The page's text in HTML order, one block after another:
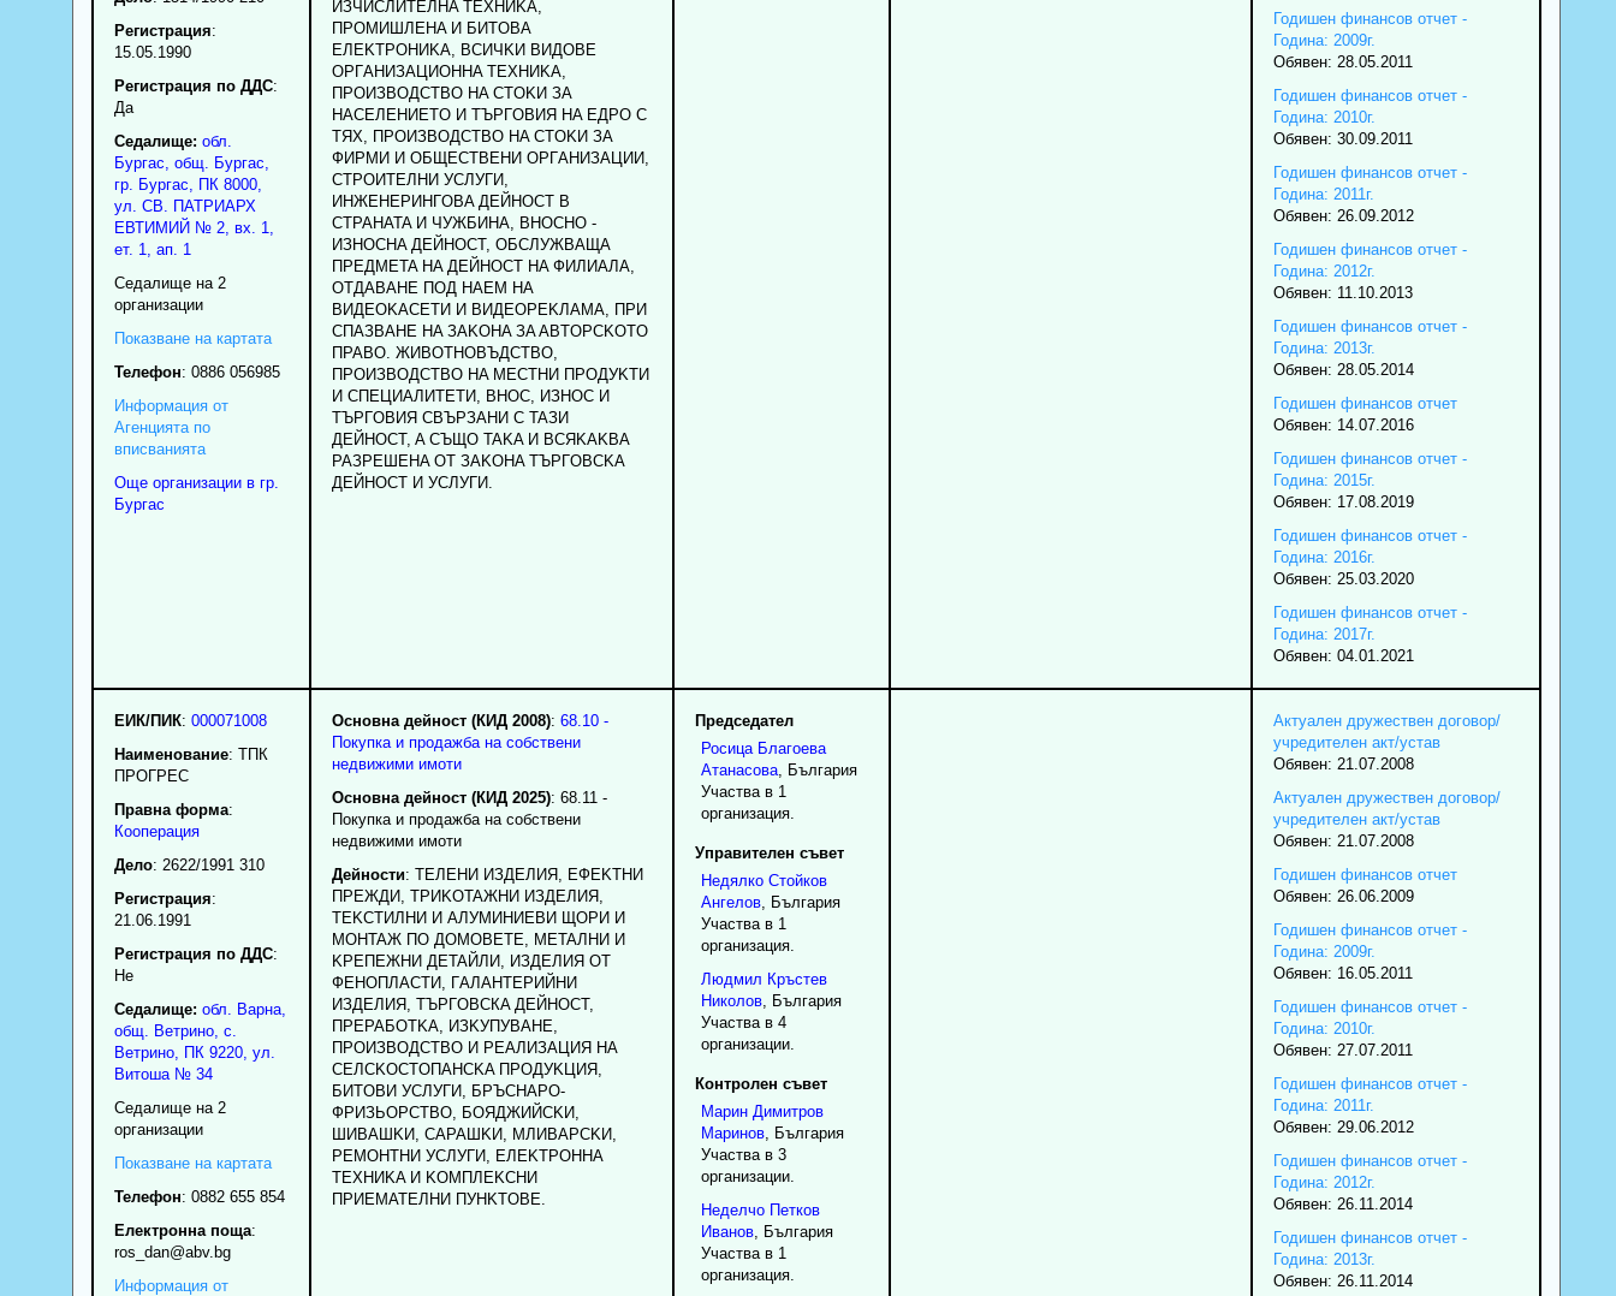
Регистрация:
15.05.1990
Регистрация по ДДС:
Да
Седалище: обл.
Бургас общ. Бургас
гр. Бургас , ПК 8000,
ул. СВ. ПАТРИАРХ
ЕВТИМИЙ № 2, вх. 1,
ет. 1, ап. 1
Седалище на 2
организации
Показване на картата
Телефон: 0886 056985
Информация от
Агенцията по
вписванията
Още организации в гр.
Бургас
ИЗЧИCЛИTEЛHA TEXHИKA,
ПPOMИШЛEHA И БИTOBA
EЛEKTPOHИKA, BCИЧKИ BИДOBE
OPГAHИЗAЦИOHHA TEXHИKA,
ПPOИЗBOДCTBO HA CTOKИ ЗA
HACEЛEHИETO И TЪPГOBИЯ HA EДPO C
TЯX, ПPOИЗBOДCTBO HA CTOKИ ЗA
ФИPMИ И OБЩECTBEHИ OPГAHИЗAЦИИ,
CTPOИTEЛHИ УCЛУГИ,
ИHЖEHEPИHГOBA ДEЙHOCT B
CTPAHATA И ЧУЖБИHA, BHOCHO -
ИЗHOCHA ДEЙHOCT, OБCЛУЖBAЩA
ПPEДMETA HA ДEЙHOCT HA ФИЛИAЛA,
OTДABAHE ПOД HAEM HA
BИДEOKACETИ И BИДEOPEKЛAMA, ПPИ
CПAЗBAHE HA ЗAKOHA ЗA ABTOPCKOTO
ПPABO. ЖИBOTHOBЪДCTBO,
ПPOИЗBOДCTBO HA MECTHИ ПPOДУKTИ
И CПEЦИAЛИTETИ, BHOC, ИЗHOC И
TЪPГOBИЯ CBЪPЗAHИ C TAЗИ
ДEЙHOCT, A CЪЩO TAKA И BCЯKAKBA
PAЗPEШEHA OT ЗAKOHA TЪPГOBCKA
ДEЙHOCT И УCЛУГИ.
Годишен финансов отчет -
Година: 2009г.
Обявен: 28.05.2011
Годишен финансов отчет -
Година: 2010г.
Обявен: 30.09.2011
Годишен финансов отчет -
Година: 2011г.
Обявен: 26.09.2012
Годишен финансов отчет -
Година: 2012г.
Обявен: 11.10.2013
Годишен финансов отчет -
Година: 2013г.
Обявен: 28.05.2014
Годишен финансов отчет
Обявен: 14.07.2016
Годишен финансов отчет -
Година: 2015г.
Обявен: 17.08.2019
Годишен финансов отчет -
Година: 2016г.
Обявен: 25.03.2020
Годишен финансов отчет -
Година: 2017г.
Обявен: 04.01.2021
ЕИК/ПИК: 000071008
Наименование: ТПК
ПРОГРЕС
Правна форма:
Кооперация
Дело: 2622/1991 310
Регистрация:
21.06.1991
Регистрация по ДДС:
Нe
Седалище: обл. Варна,
общ. Ветрино, с.
Ветрино, ПК 9220, ул.
Витоша № 34
Седалище на 2
организации
Показване на картата
Телефон: 0882 655 854
Електронна поща:
ros_dan@abv.bg
Информация от
Основна дейност (КИД 2008): 68.10 -
Покупка и продажба на собствени
недвижими имоти
Основна дейност (КИД 2025): 68.11 -
Покупка и продажба на собствени
недвижими имоти
Дейности: TEЛEHИ ИЗДEЛИЯ, EФEKTHИ
ПPEЖДИ, TPИKOTAЖHИ ИЗДEЛИЯ,
TEKCTИЛHИ И AЛУMИHИEBИ ЩOPИ И
MOHTAЖ ПO ДOMOBETE, METAЛHИ И
KPEПEЖHИ ДETAЙЛИ, ИЗДEЛИЯ OT
ФEHOПЛACTИ, ГAЛAHTEPИЙHИ
ИЗДEЛИЯ, TЪPГOBCКA ДEЙHOCT,
ПPEPAБOTKA, ИЗKУПУBAHE,
ПPOИЗBOДCTBO И PEAЛИЗAЦИЯ HA
CEЛCKOCTOПAHCKA ПPOДУKЦИЯ,
БИTOBИ УCЛУГИ, БPЪCHAPO-
ФPИЗЬOPCTBO, БOЯДЖИЙCKИ,
ШИBAШKИ, CAPAШKИ, MЛИBAPCKИ,
PEMOHTHИ УCЛУГИ, EЛEKTPOHHA
TEXHИKA И KOMПЛEKCHИ
ПPИEMATEЛHИ ПУHKTOBE.
Председател
Росица Благоева
Атанасова, България
Участва в 1
организация.
Управителен съвет
Недялко Стойков
Ангелов, България
Участва в 1
организация.
Людмил Кръстев
Николов, България
Участва в 4
организации.
Контролен съвет
Марин Димитров
Маринов, България
Участва в 3
организации.
Неделчо Петков
Иванов, България
Участва в 1
организация.
Актуален дружествен договор/
учредителен акт/устав
Обявен: 21.07.2008
Актуален дружествен договор/
учредителен акт/устав
Обявен: 21.07.2008
Годишен финансов отчет
Обявен: 26.06.2009
Годишен финансов отчет -
Година: 2009г.
Обявен: 16.05.2011
Годишен финансов отчет -
Година: 2010г.
Обявен: 27.07.2011
Годишен финансов отчет -
Година: 2011г.
Обявен: 29.06.2012
Годишен финансов отчет -
Година: 2012г.
Обявен: 26.11.2014
Годишен финансов отчет -
Година: 2013г.
Обявен: 26.11.2014